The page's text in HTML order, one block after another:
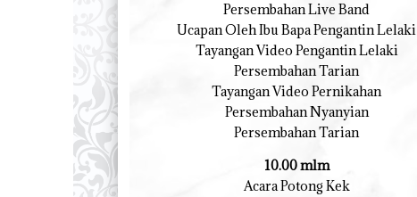
Persembahan Live Band
Ucapan Oleh Ibu Bapa Pengantin Lelaki
Tayangan Video Pengantin Lelaki
Persembahan Tarian
Tayangan Video Pernikahan
Persembahan Nyanyian
Persembahan Tarian
10.00 mlm
Acara Potong Kek